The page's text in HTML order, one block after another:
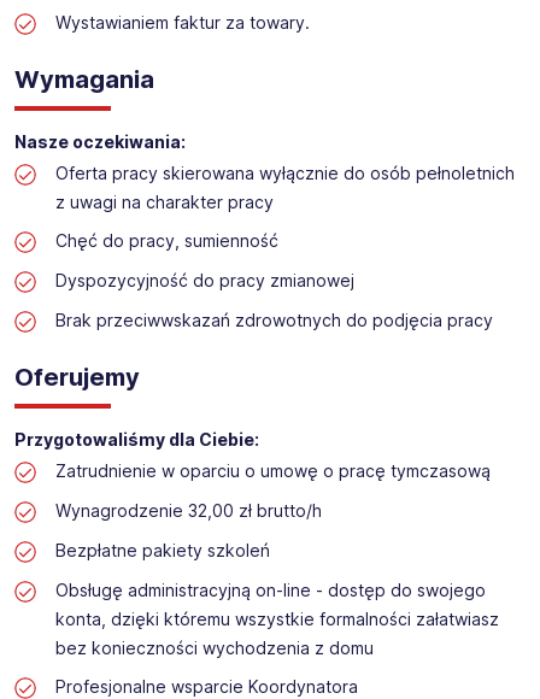
budowlanym
Wystawianiem faktur za towary.
Wymagania
Nasze oczekiwania:
Oferta pracy skierowana wyłącznie do osób pełnoletnich
z uwagi na charakter pracy
Chęć do pracy, sumienność
Dyspozycyjność do pracy zmianowej
Brak przeciwwskazań zdrowotnych do podjęcia pracy
Oferujemy
Przygotowaliśmy dla Ciebie:
Zatrudnienie w oparciu o umowę o pracę tymczasową
Wynagrodzenie 32,00 zł brutto/h
Bezpłatne pakiety szkoleń
Obsługę administracyjną on-line - dostęp do swojego
konta, dzięki któremu wszystkie formalności załatwiasz
bez konieczności wychodzenia z domu
Profesjonalne wsparcie Koordynatora